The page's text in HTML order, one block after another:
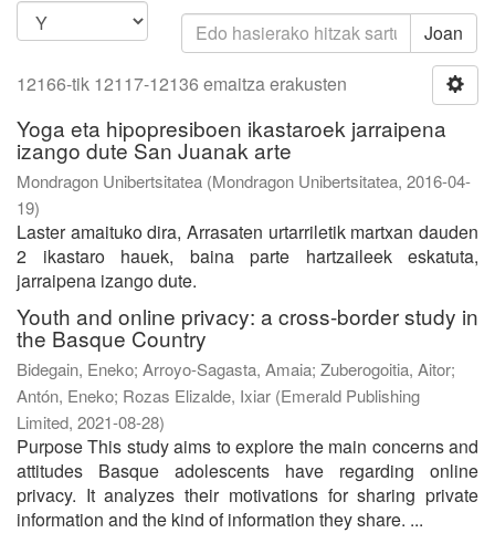
Joan
12166-tik 12117-12136 emaitza erakusten
Yoga eta hipopresiboen ikastaroek jarraipena
izango dute San Juanak arte
Mondragon Unibertsitatea (Mondragon Unibertsitatea, 2016-04-
19)
Laster amaituko dira, Arrasaten urtarriletik martxan dauden
2 ikastaro hauek, baina parte hartzaileek eskatuta,
jarraipena izango dute.
Youth and online privacy: a cross-border study in
the Basque Country
Bidegain, Eneko; Arroyo-Sagasta, Amaia; Zuberogoitia, Aitor;
Antón, Eneko; Rozas Elizalde, Ixiar (Emerald Publishing
Limited, 2021-08-28)
Purpose This study aims to explore the main concerns and
attitudes Basque adolescents have regarding online
privacy. It analyzes their motivations for sharing private
information and the kind of information they share. ...